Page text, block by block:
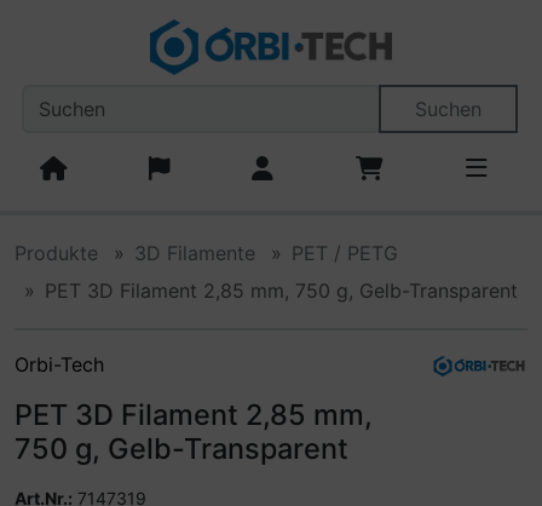
Sprungnavigation
Springe zum Inhalt Springe zur Navigation
Suchen
Produkte 3D Filamente
PET / PETG
PET 3D Filament 2,85 mm, 750 g, Gelb-Transparent
Orbi-Tech
PET 3D Filament 2,85 mm,
750 g, Gelb-Transparent
Art.Nr.: 7147319